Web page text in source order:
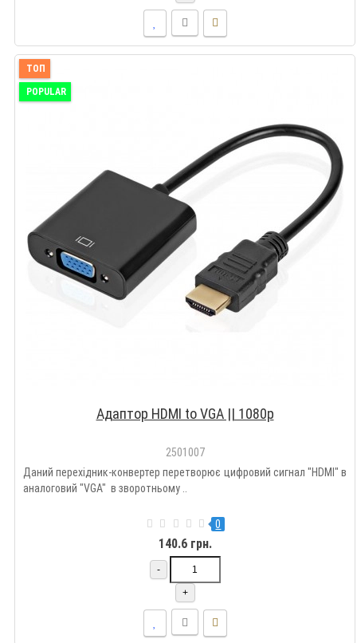
ТОП
POPULAR
Адаптор HDMI to VGA || 1080p
2501007
Даний перехідник-конвертер перетворює цифровий сигнал "HDMI" в
аналоговий "VGA" в зворотньому ..
0
140.6 грн.
-
+